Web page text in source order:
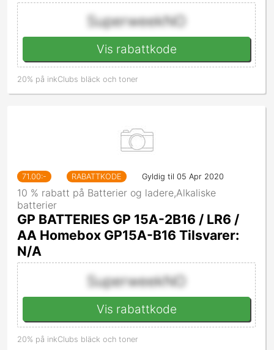
SuperweekNO
Vis rabattkode
20% på inkClubs bläck och toner
71.00:- RABATTKODE Gyldig til 05 Apr 2020
10 % rabatt på Batterier og ladere,Alkaliske
batterier
GP BATTERIES GP 15A-2B16 / LR6 /
AA Homebox GP15A-B16 Tilsvarer:
N/A
SuperweekNO
Vis rabattkode
20% på inkClubs bläck och toner